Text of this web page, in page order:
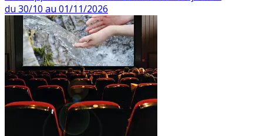
du 30/10 au 01/11/2026